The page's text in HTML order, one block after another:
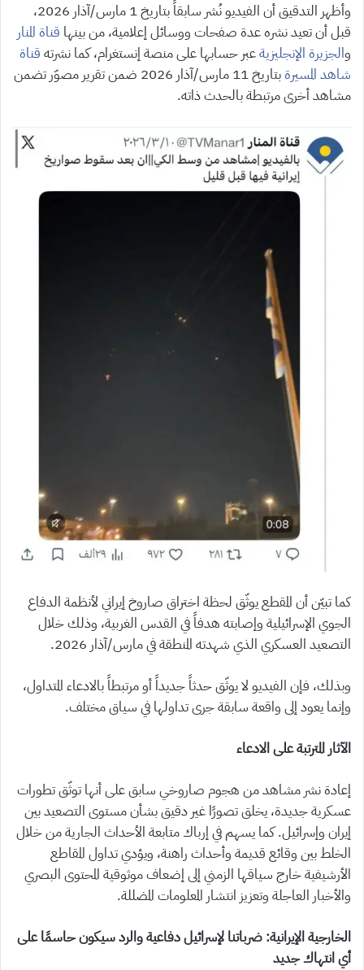
وأظهر التدقيق أن الفيديو نُشر سابقاً بتاريخ 1 مارس/آذار 2026،
قبل أن تعيد نشره عدة صفحات ووسائل إعلامية، من بينها قناة المنار
والجزيرة الإنجليزيةعبر حسابها على منصة إنستغرام، كما نشرته قناة
شاهد المسيرة
بتاريخ 11 مارس/آذار 2026 ضمن تقرير مصوّر تضمن
مشاهد أخرى مرتبطة بالحدث ذاته.
كما تبيّن أن المقطع يوثّق لحظة اختراق صاروخ إيراني لأنظمة الدفاع
الجوي الإسرائيلية وإصابته هدفاً في القدس الغربية، وذلك خلال
التصعيد العسكري الذي شهدته المنطقة في مارس/آذار 2026.
وبذلك، فإن الفيديو لا يوثّق حدثاً جديداً أو مرتبطاً بالادعاء المتداول،
وإنما يعود إلى واقعة سابقة جرى تداولها في سياق مختلف.
الآثار المترتبة على الادعاء
إعادة نشر مشاهد من هجوم صاروخي سابق على أنها توثّق تطورات
عسكرية جديدة، يخلق تصورًا غير دقيق بشأن مستوى التصعيد بين
إيران وإسرائيل. كما يسهم في إرباك متابعة الأحداث الجارية من خلال
الخلط بين وقائع قديمة وأحداث راهنة، ويؤدي تداول المقاطع
الأرشيفية خارج سياقها الزمني إلى إضعاف موثوقية المحتوى البصري
والأخبار العاجلة وتعزيز انتشار المعلومات المضللة.
الخارجية الإيرانية: ضرباتنا لإسرائيل دفاعية والرد سيكون حاسمًا على
أي انتهاك جديد